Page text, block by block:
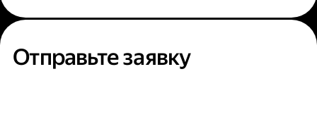
Отправьте заявку